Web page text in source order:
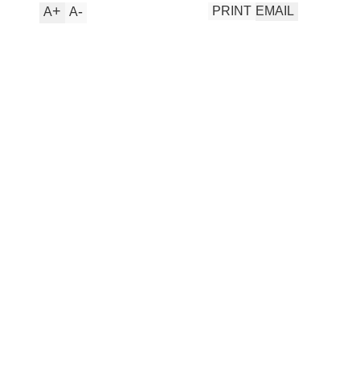
A+ A- EMAIL
PRINT